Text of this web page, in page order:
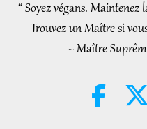
Part
“ Soyez végans. Maintenez
Trouvez un Maître si
~ Maître